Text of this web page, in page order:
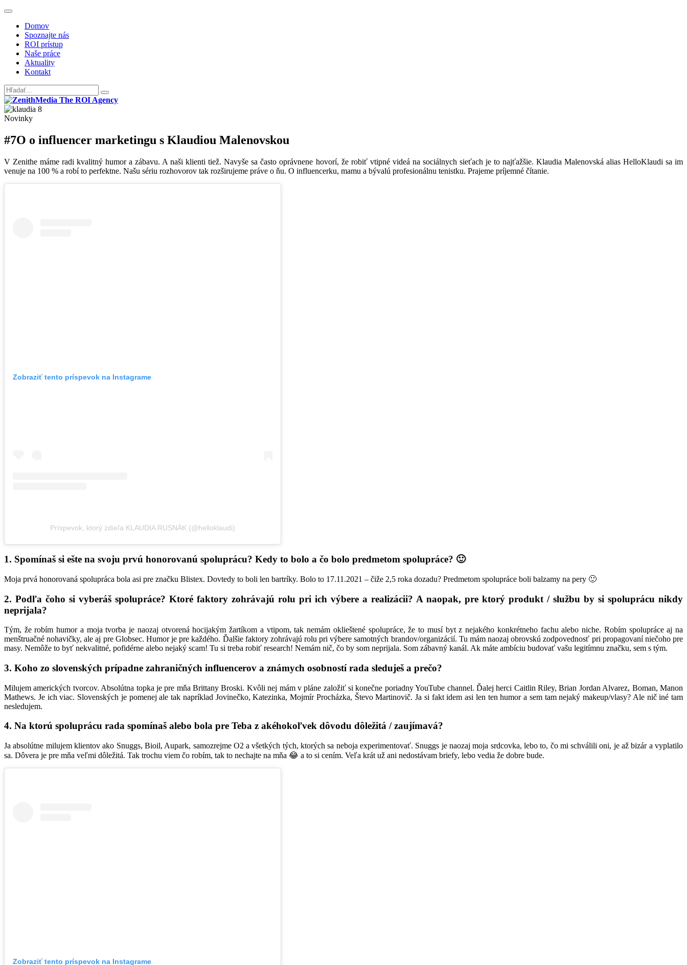
Domov
Spoznajte nás
ROI prístup
Naše práce
Aktuality
Kontakt
Novinky
#7O o influencer marketingu s Klaudiou Malenovskou
V Zenithe máme radi kvalitný humor a zábavu. A naši klienti tiež. Navyše sa často oprávnene hovorí, že robiť vtipné videá na sociálnych sieťach je to najťažšie. Klaudia Malenovská alias HelloKlaudi sa im
venuje na 100 % a robí to perfektne. Našu sériu rozhovorov tak rozširujeme práve o ňu. O influencerku, mamu a bývalú profesionálnu tenistku. Prajeme príjemné čítanie.
Zobraziť tento príspevok na Instagrame
Príspevok, ktorý zdieľa KLAUDIA RUSNÁK (@helloklaudi)
1. Spomínaš si ešte na svoju prvú honorovanú spoluprácu? Kedy to bolo a čo bolo predmetom spolupráce? 🙂
Moja prvá honorovaná spolupráca bola asi pre značku Blistex. Dovtedy to boli len bartríky. Bolo to 17.11.2021 – čiže 2,5 roka dozadu? Predmetom spolupráce boli balzamy na pery 🙂
2. Podľa čoho si vyberáš spolupráce? Ktoré faktory zohrávajú rolu pri ich výbere a realizácii? A naopak, pre ktorý produkt / službu by si spoluprácu nikdy
neprijala?
Tým, že robím humor a moja tvorba je naozaj otvorená hocijakým žartíkom a vtipom, tak nemám oklieštené spolupráce, že to musí byt z nejakého konkrétneho fachu alebo niche. Robím spolupráce aj na
menštruačné nohavičky, ale aj pre Globsec. Humor je pre každého. Ďalšie faktory zohrávajú rolu pri výbere samotných brandov/organizácií. Tu mám naozaj obrovskú zodpovednosť pri propagovaní niečoho pre
masy. Nemôže to byť nekvalitné, pofidérne alebo nejaký scam! Tu si treba robiť research! Nemám nič, čo by som neprijala. Som zábavný kanál. Ak máte ambíciu budovať vašu legitímnu značku, sem s tým.
3. Koho zo slovenských prípadne zahraničných influencerov a známych osobností rada sleduješ a prečo?
Milujem amerických tvorcov. Absolútna topka je pre mňa Brittany Broski. Kvôli nej mám v pláne založiť si konečne poriadny YouTube channel. Ďalej herci Caitlin Riley, Brian Jordan Alvarez, Boman, Manon
Mathews. Je ich viac. Slovenských je pomenej ale tak napríklad Jovinečko, Katezinka, Mojmír Procházka, Števo Martinovič. Ja si fakt idem asi len ten humor a sem tam nejaký makeup/vlasy? Ale nič iné tam
nesledujem.
4. Na ktorú spoluprácu rada spomínaš alebo bola pre Teba z akéhokoľvek dôvodu dôležitá / zaujímavá?
Ja absolútne milujem klientov ako Snuggs, Bioil, Aupark, samozrejme O2 a všetkých tých, ktorých sa neboja experimentovať. Snuggs je naozaj moja srdcovka, lebo to, čo mi schválili oni, je až bizár a vyplatilo
sa. Dôvera je pre mňa veľmi dôležitá. Tak trochu viem čo robím, tak to nechajte na mňa 😂 a to si cením. Veľa krát už ani nedostávam briefy, lebo vedia že dobre bude.
Zobraziť tento príspevok na Instagrame